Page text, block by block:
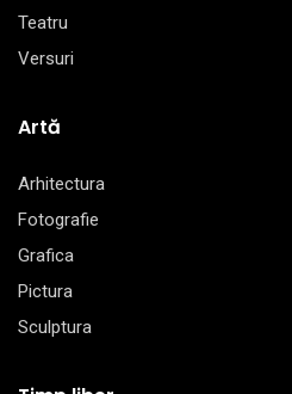
Teatru
Versuri
Artă
Arhitectura
Fotografie
Grafica
Pictura
Sculptura